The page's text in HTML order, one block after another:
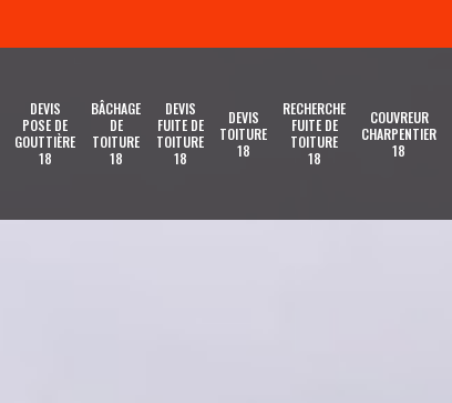
DEVIS
POSE DE
GOUTTIÈRE
18
BÂCHAGE
DE
TOITURE
18
DEVIS
FUITE DE
TOITURE
18
DEVIS
TOITURE
18
RECHERCHE
FUITE DE
TOITURE
18
COUVREUR
CHARPENTIER
18